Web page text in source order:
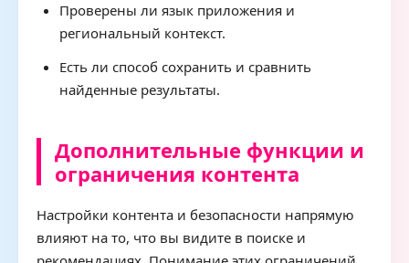
Проверены ли язык приложения и
региональный контекст.
Есть ли способ сохранить и сравнить
найденные результаты.
Дополнительные функции и
ограничения контента
Настройки контента и безопасности напрямую
влияют на то, что вы видите в поиске и